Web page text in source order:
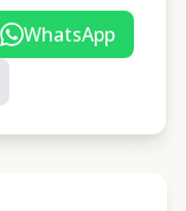
WhatsApp